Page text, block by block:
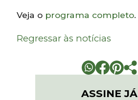
Veja o programa completo.
Regressar às notícias
ASSINE JÁ